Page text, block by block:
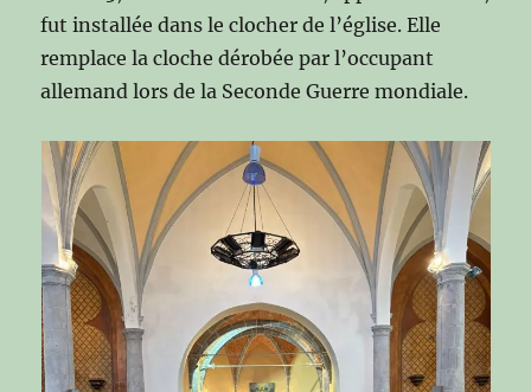
fut installée dans le clocher de l’église. Elle
remplace la cloche dérobée par l’occupant
allemand lors de la Seconde Guerre mondiale.